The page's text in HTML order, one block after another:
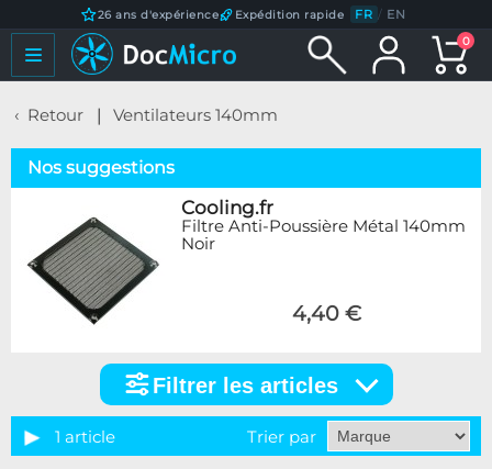
26 ans d'expérience Expédition rapide FR / EN
0
Retour Ventilateurs 140mm
Nos suggestions
Cooling.fr
Filtre Anti-Poussière Métal 140mm
Noir
4,40 €
articles
Filtrer les articles
1 article Trier par